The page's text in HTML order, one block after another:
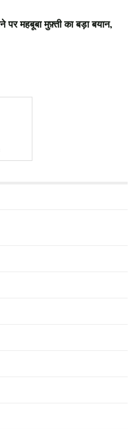
महबूबा मुफ़्ती का बड़ा बयान,